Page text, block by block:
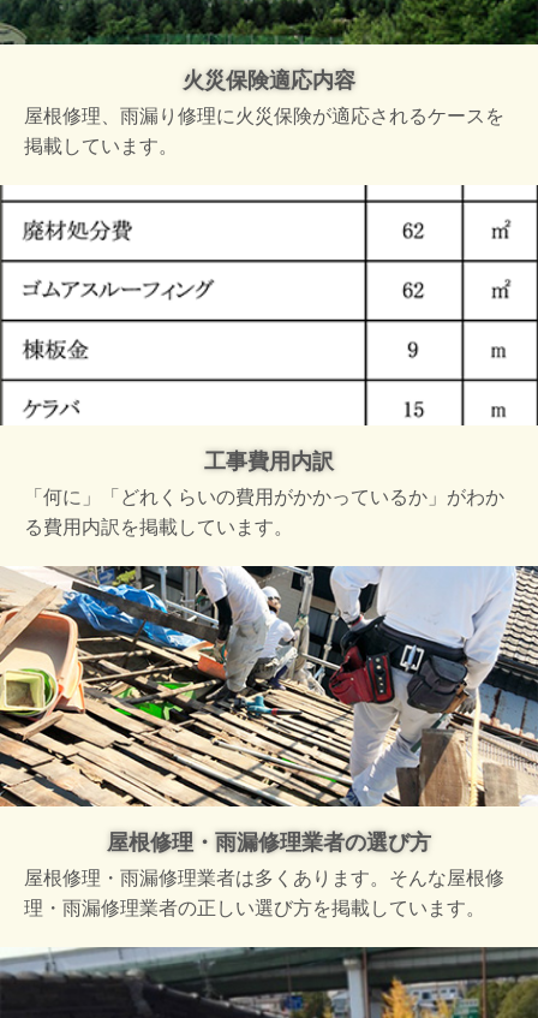
火災保険適応内容
屋根修理、雨漏り修理に火災保険が適応されるケースを
掲載しています。
工事費用内訳
「何に」「どれくらいの費用がかかっているか」がわか
る費用内訳を掲載しています。
屋根修理・雨漏修理業者の選び方
屋根修理・雨漏修理業者は多くあります。そんな屋根修
理・雨漏修理業者の正しい選び方を掲載しています。